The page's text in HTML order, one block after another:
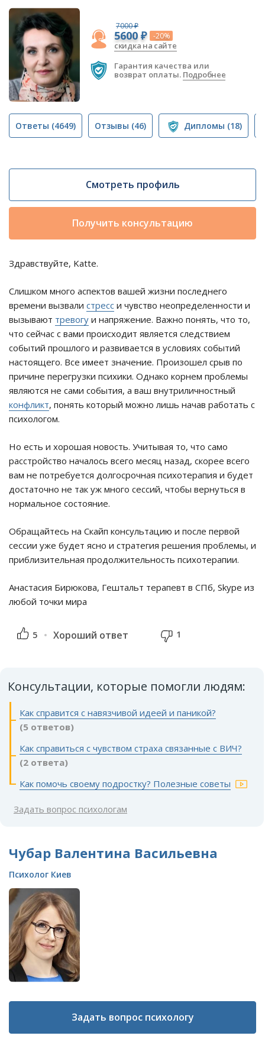
7000 ₽
5600 ₽ -20%
скидка на сайте
Гарантия качества или
возврат оплаты. Подробнее
Ответы (4649) Отзывы (46) Дипломы (18)
Смотреть профиль
Получить консультацию
Здравствуйте, Katte.
Слишком много аспектов вашей жизни последнего
времени вызвали стресс и чувство неопределенности и
вызывают тревогу и напряжение. Важно понять, что то,
что сейчас с вами происходит является следствием
событий прошлого и развивается в условиях событий
настоящего. Все имеет значение. Произошел срыв по
причине перегрузки психики. Однако корнем проблемы
являются не сами события, а ваш внутриличностный
конфликт, понять который можно лишь начав работать с
психологом.
Но есть и хорошая новость. Учитывая то, что само
расстройство началось всего месяц назад, скорее всего
вам не потребуется долгосрочная психотерапия и будет
достаточно не так уж много сессий, чтобы вернуться в
нормальное состояние.
Обращайтесь на Скайп консультацию и после первой
сессии уже будет ясно и стратегия решения проблемы, и
приблизительная продолжительность психотерапии.
Анастасия Бирюкова, Гештальт терапевт в СПб, Skype из
любой точки мира
5 Хороший ответ 1
Консультации, которые помогли людям:
Как справится с навязчивой идеей и паникой?
(5 ответов)
Как справиться с чувством страха связанные с ВИЧ?
(2 ответа)
Как помочь своему подростку? Полезные советы
Задать вопрос психологам
Чубар Валентина Васильевна
Психолог Киев
Задать вопрос психологу